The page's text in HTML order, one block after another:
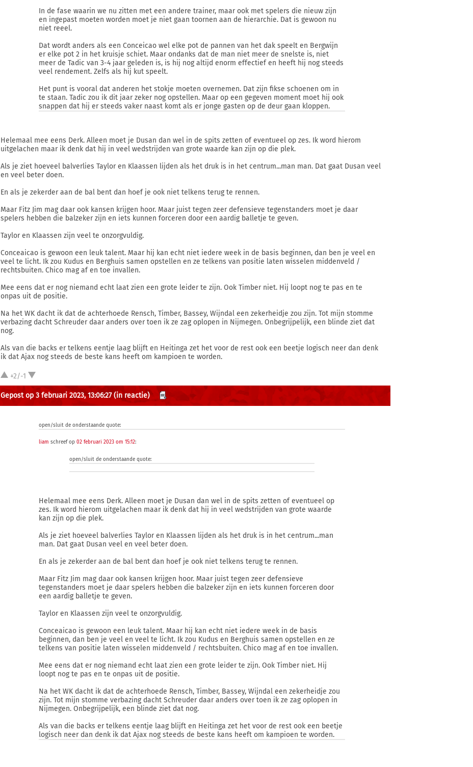
In de fase waarin we nu zitten met een andere trainer, maar ook met spelers die nieuw zijn
en ingepast moeten worden moet je niet gaan toornen aan de hierarchie. Dat is gewoon nu
niet reeel.
Dat wordt anders als een Conceicao wel elke pot de pannen van het dak speelt en Bergwijn
er elke pot 2 in het kruisje schiet. Maar ondanks dat de man niet meer de snelste is, niet
meer de Tadic van 3-4 jaar geleden is, is hij nog altijd enorm effectief en heeft hij nog steeds
veel rendement. Zelfs als hij kut speelt.
Het punt is vooral dat anderen het stokje moeten overnemen. Dat zijn fikse schoenen om in
te staan. Tadic zou ik dit jaar zeker nog opstellen. Maar op een gegeven moment moet hij ook
snappen dat hij er steeds vaker naast komt als er jonge gasten op de deur gaan kloppen.
Helemaal mee eens Derk. Alleen moet je Dusan dan wel in de spits zetten of eventueel op zes. Ik word hierom
uitgelachen maar ik denk dat hij in veel wedstrijden van grote waarde kan zijn op die plek.
Als je ziet hoeveel balverlies Taylor en Klaassen lijden als het druk is in het centrum...man man. Dat gaat Dusan veel
en veel beter doen.
En als je zekerder aan de bal bent dan hoef je ook niet telkens terug te rennen.
Maar Fitz Jim mag daar ook kansen krijgen hoor. Maar juist tegen zeer defensieve tegenstanders moet je daar
spelers hebben die balzeker zijn en iets kunnen forceren door een aardig balletje te geven.
Taylor en Klaassen zijn veel te onzorgvuldig.
Conceaicao is gewoon een leuk talent. Maar hij kan echt niet iedere week in de basis beginnen, dan ben je veel en
veel te licht. Ik zou Kudus en Berghuis samen opstellen en ze telkens van positie laten wisselen middenveld /
rechtsbuiten. Chico mag af en toe invallen.
Mee eens dat er nog niemand echt laat zien een grote leider te zijn. Ook Timber niet. Hij loopt nog te pas en te
onpas uit de positie.
Na het WK dacht ik dat de achterhoede Rensch, Timber, Bassey, Wijndal een zekerheidje zou zijn. Tot mijn stomme
verbazing dacht Schreuder daar anders over toen ik ze zag oplopen in Nijmegen. Onbegrijpelijk, een blinde ziet dat
nog.
Als van die backs er telkens eentje laag blijft en Heitinga zet het voor de rest ook een beetje logisch neer dan denk
ik dat Ajax nog steeds de beste kans heeft om kampioen te worden.
+2/-1
Gepost op 3 februari 2023, 13:06:27 (in reactie)
open/sluit de onderstaande quote:
liam schreef op02 februari 2023 om 15:12:
open/sluit de onderstaande quote:
Helemaal mee eens Derk. Alleen moet je Dusan dan wel in de spits zetten of eventueel op
zes. Ik word hierom uitgelachen maar ik denk dat hij in veel wedstrijden van grote waarde
kan zijn op die plek.
Als je ziet hoeveel balverlies Taylor en Klaassen lijden als het druk is in het centrum...man
man. Dat gaat Dusan veel en veel beter doen.
En als je zekerder aan de bal bent dan hoef je ook niet telkens terug te rennen.
Maar Fitz Jim mag daar ook kansen krijgen hoor. Maar juist tegen zeer defensieve
tegenstanders moet je daar spelers hebben die balzeker zijn en iets kunnen forceren door
een aardig balletje te geven.
Taylor en Klaassen zijn veel te onzorgvuldig.
Conceaicao is gewoon een leuk talent. Maar hij kan echt niet iedere week in de basis
beginnen, dan ben je veel en veel te licht. Ik zou Kudus en Berghuis samen opstellen en ze
telkens van positie laten wisselen middenveld / rechtsbuiten. Chico mag af en toe invallen.
Mee eens dat er nog niemand echt laat zien een grote leider te zijn. Ook Timber niet. Hij
loopt nog te pas en te onpas uit de positie.
Na het WK dacht ik dat de achterhoede Rensch, Timber, Bassey, Wijndal een zekerheidje zou
zijn. Tot mijn stomme verbazing dacht Schreuder daar anders over toen ik ze zag oplopen in
Nijmegen. Onbegrijpelijk, een blinde ziet dat nog.
Als van die backs er telkens eentje laag blijft en Heitinga zet het voor de rest ook een beetje
logisch neer dan denk ik dat Ajax nog steeds de beste kans heeft om kampioen te worden.